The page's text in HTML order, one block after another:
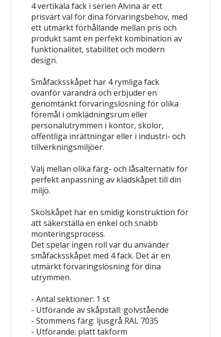
4 vertikala fack i serien Alvina är ett
prisvärt val för dina förvaringsbehov, med
ett utmärkt förhållande mellan pris och
produkt samt en perfekt kombination av
funktionalitet, stabilitet och modern
design.
Småfacksskåpet har 4 rymliga fack
ovanför varandra och erbjuder en
genomtänkt förvaringslösning för olika
föremål i omklädningsrum eller
personalutrymmen i kontor, skolor,
offentliga inrättningar eller i industri- och
tillverkningsmiljöer.
Välj mellan olika färg- och låsalternativ för
perfekt anpassning av klädskåpet till din
miljö.
Skolskåpet har en smidig konstruktion för
att säkerställa en enkel och snabb
monteringsprocess.
Det spelar ingen roll var du använder
småfacksskåpet med 4 fack. Det är en
utmärkt förvaringslösning för dina
utrymmen.
- Antal sektioner: 1 st
- Utförande av skåpställ: golvstående
- Stommens färg: ljusgrå RAL 7035
- Utförande: platt takform